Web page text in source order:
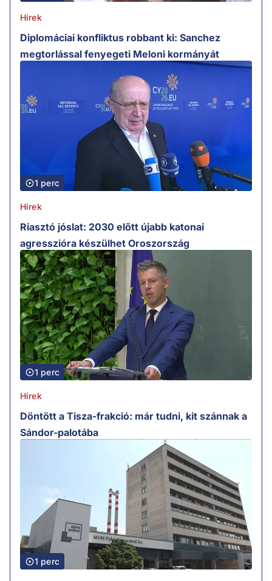
Hírek
Diplomáciai konfliktus robbant ki: Sanchez
megtorlással fenyegeti Meloni kormányát
1 perc
Hírek
Riasztó jóslat: 2030 előtt újabb katonai
agresszióra készülhet Oroszország
1 perc
Hírek
Döntött a Tisza-frakció: már tudni, kit szánnak a
Sándor-palotába
1 perc